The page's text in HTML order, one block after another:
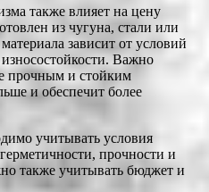
также влияет на цену
из чугуна, стали или
зависит от условий
Важно
прочным и стойким
и обеспечит более
учитывать условия
прочности и
также учитывать бюджет и